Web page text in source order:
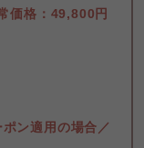
価格：49,800円
ン適用の場合／